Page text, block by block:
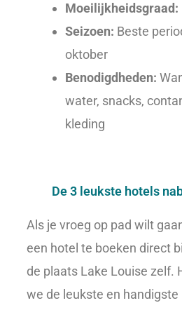
Moeilijkheidsgraad:
Seizoen: Beste
oktober
Benodigdheden:
water, snacks,
kleding
De 3 leukste hotels
Als je vroeg op pad wilt
een hotel te boeken direct
de plaats Lake Louise zelf.
we de leukste en handigste